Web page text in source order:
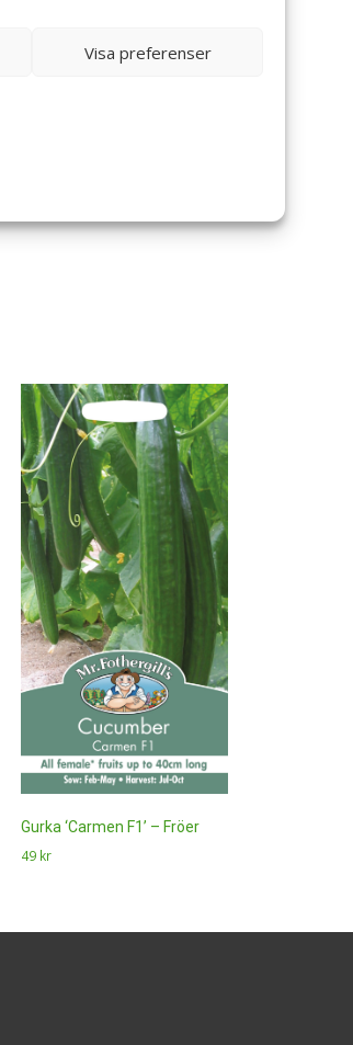
Visa preferenser
kommentar.
Gurka ‘Carmen F1’ – Fröer
49 kr